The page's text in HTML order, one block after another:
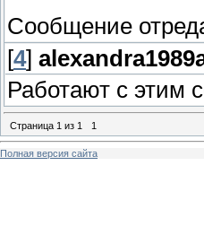
Сообщение
[4]
Работают с этим
Страница 1 из 1 1
Полная версия сайта